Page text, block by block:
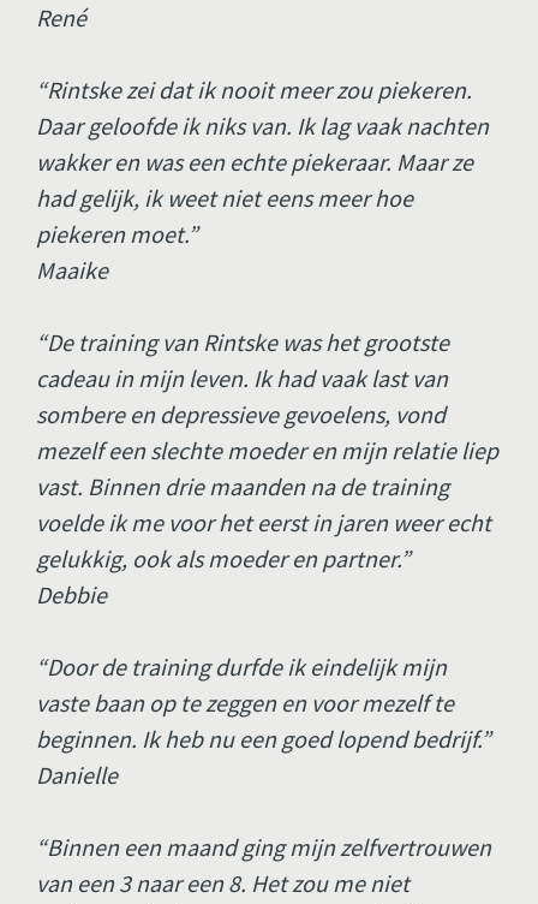
René
“Rintske zei dat ik nooit meer zou piekeren.
Daar geloofde ik niks van. Ik lag vaak nachten
wakker en was een echte piekeraar. Maar ze
had gelijk, ik weet niet eens meer hoe
piekeren moet.”
Maaike
“De training van Rintske was het grootste
cadeau in mijn leven. Ik had vaak last van
sombere en depressieve gevoelens, vond
mezelf een slechte moeder en mijn relatie liep
vast. Binnen drie maanden na de training
voelde ik me voor het eerst in jaren weer echt
gelukkig, ook als moeder en partner.”
Debbie
“Door de training durfde ik eindelijk mijn
vaste baan op te zeggen en voor mezelf te
beginnen. Ik heb nu een goed lopend bedrijf.”
Danielle
“Binnen een maand ging mijn zelfvertrouwen
van een 3 naar een 8. Het zou me niet